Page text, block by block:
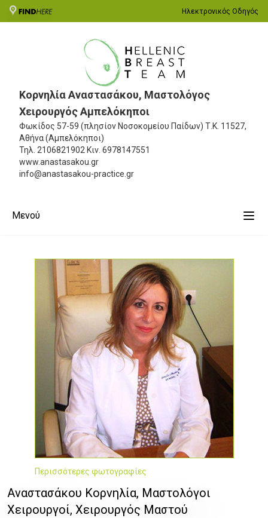
Ηλεκτρονικός Οδηγός
Κορνηλία Αναστασάκου, Μαστολόγος
Χειρουργός Αμπελόκηποι
Φωκίδος 57-59 (πλησίον Νοσοκομείου Παίδων) Τ.Κ. 11527,
Αθήνα (Αμπελόκηποι)
Τηλ. 2106821902 Κιν. 6978147551
www.anastasakou.gr
info@anastasakou-practice.gr
Μενού
Περισσότερες φωτογραφίες
Αναστασάκου Κορνηλία, Μαστολόγοι
Χειρουργοί, Χειρουργός Μαστού